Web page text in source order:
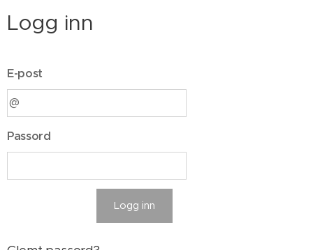
Logg inn
E-post
Passord
Logg inn